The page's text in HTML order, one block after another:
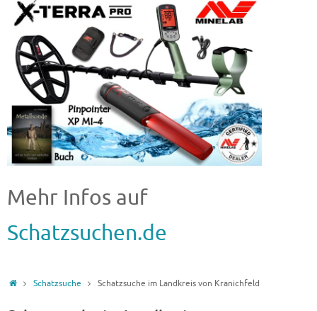
Mehr Infos auf
Schatzsuchen.de
Schatzsuche Schatzsuche im Landkreis von Kranichfeld